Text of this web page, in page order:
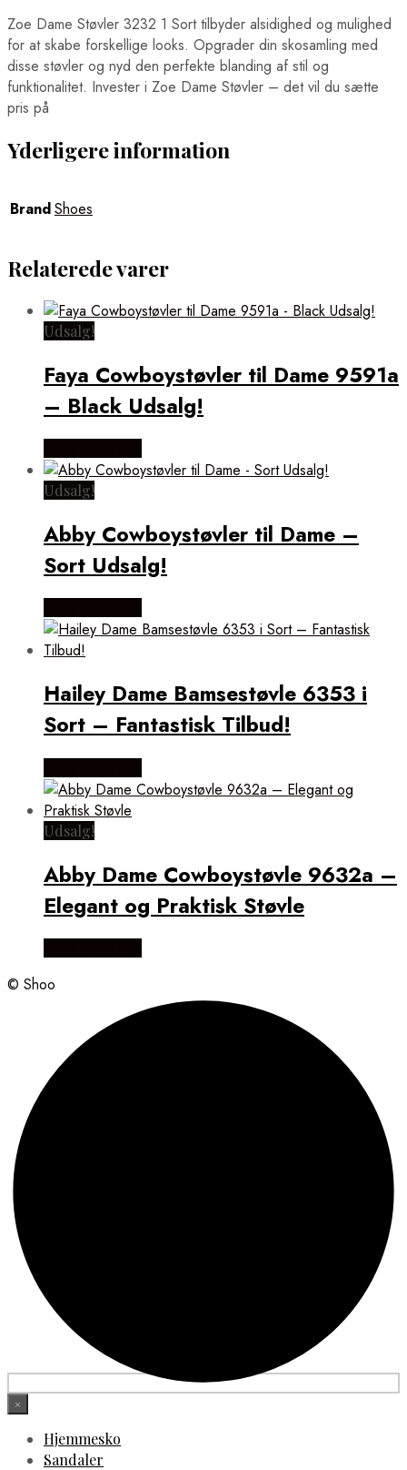
Zoe Dame Støvler 3232 1 Sort tilbyder alsidighed og mulighed
for at skabe forskellige looks. Opgrader din skosamling med
disse støvler og nyd den perfekte blanding af stil og
funktionalitet. Invester i Zoe Dame Støvler – det vil du sætte
pris på
Yderligere information
BrandShoes
Relaterede varer
Udsalg!
Faya Cowboystøvler til Dame 9591a
– Black Udsalg!
Udsalg!
Abby Cowboystøvler til Dame –
Sort Udsalg!
Hailey Dame Bamsestøvle 6353 i
Sort – Fantastisk Tilbud!
Udsalg!
Abby Dame Cowboystøvle 9632a –
Elegant og Praktisk Støvle
© Shoo
×
Hjemmesko
Sandaler